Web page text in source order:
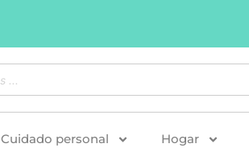
Cuidado personal Hogar